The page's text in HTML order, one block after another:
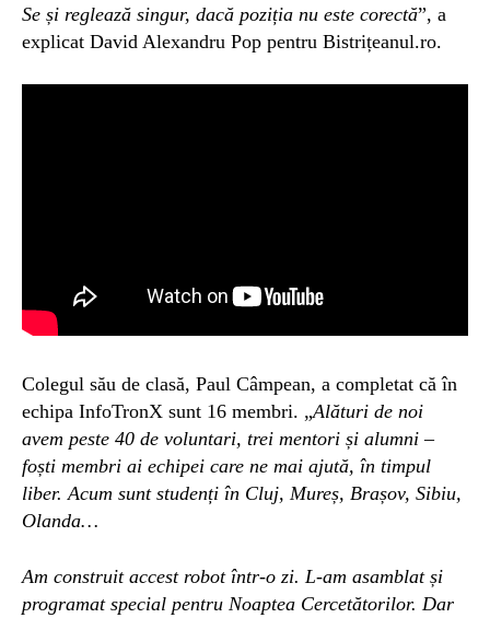
Se și reglează singur, dacă poziția nu este corectă”, a
explicat David Alexandru Pop pentru Bistrițeanul.ro.
Colegul său de clasă, Paul Câmpean, a completat că în
echipa InfoTronX sunt 16 membri. „Alături de noi
avem peste 40 de voluntari, trei mentori și alumni –
foști membri ai echipei care ne mai ajută, în timpul
liber. Acum sunt studenți în Cluj, Mureș, Brașov, Sibiu,
Olanda…
Am construit accest robot într-o zi. L-am asamblat și
programat special pentru Noaptea Cercetătorilor. Dar